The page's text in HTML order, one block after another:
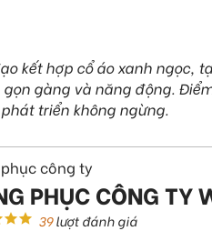
kết hợp cổ áo xanh ngọc,
gàng và năng động.
triển không ngừng.
công ty
PHỤC CÔNG TY
39lượt đánh giá